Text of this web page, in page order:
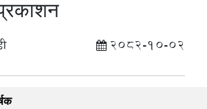
2082-10-02